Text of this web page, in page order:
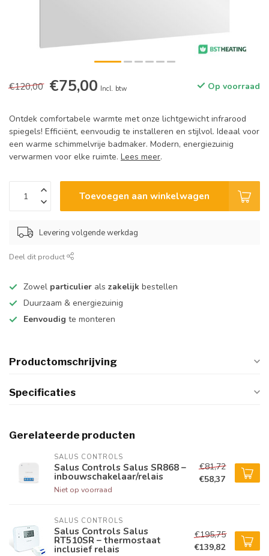
€120,00 €75,00 Incl. btw Op voorraad
Ontdek comfortabele warmte met onze lichtgewicht infrarood
spiegels! Efficiënt, eenvoudig te installeren en stijlvol. Ideaal voor
een warme schimmelvrije badmaker. Modern, energiezuinig
verwarmen voor elke ruimte. Lees meer.
Toevoegen aan winkelwagen
Levering volgende werkdag
Deel dit product
Zowel particulier als zakelijk bestellen
Duurzaam & energiezuinig
Eenvoudig te monteren
Productomschrijving
Specificaties
Gerelateerde producten
SALUS CONTROLS
Salus Controls Salus SR868 –
inbouwschakelaar/relais
Niet op voorraad
€81,72
€58,37
SALUS CONTROLS
Salus Controls Salus
RT510SR – thermostaat
inclusief relais
€195,75
€139,82